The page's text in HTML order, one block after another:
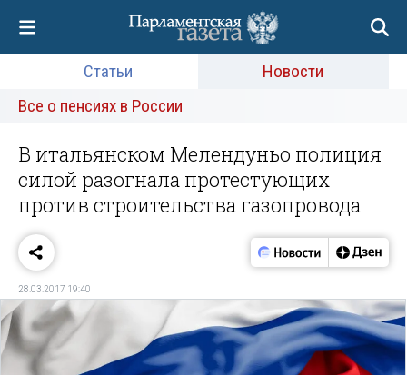
Статьи
Новости
Все о пенсиях в России
В итальянском Мелендуньо полиция
силой разогнала протестующих
против строительства газопровода
28.03.2017 19:40